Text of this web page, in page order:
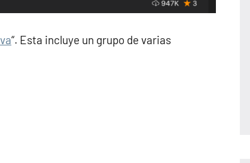
“. Esta incluye un grupo de varias